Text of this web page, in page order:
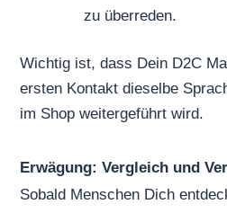
zu überreden.
Wichtig ist, dass Dein D2C
ersten Kontakt dieselbe
im Shop weitergeführt wird.
Erwägung: Vergleich und
Sobald Menschen Dich